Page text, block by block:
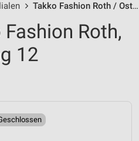
Takko Fashion Roth / Ostring 12 - Öffnungszeiten & Adresse
Roth,
12